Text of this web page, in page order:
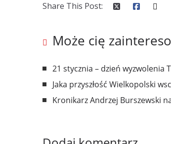
Share This Post:
Może cię
21 stycznia – dzień wyzwolenia
Jaka przyszłość Wielkopolski
Kronikarz Andrzej Burszewski